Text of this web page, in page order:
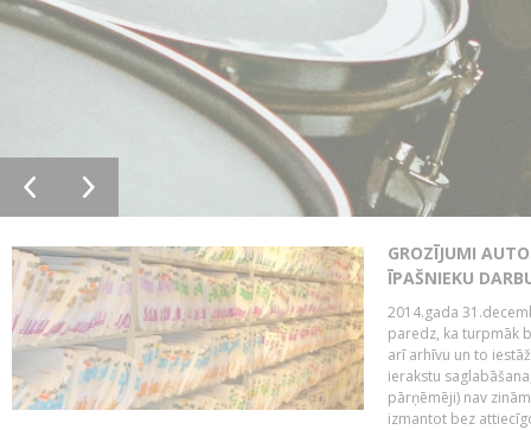
GROZĪJUMI
ĪPAŠNIEKU
2014.gada
paredz, ka turpmāk
arī arhīvu un to
ierakstu
pārņēmēji) nav
izmantot bez